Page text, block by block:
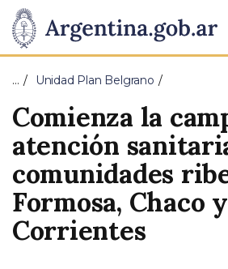
Presidencia
de
la
Nación
Pasar al contenido principal
… Unidad Plan Belgrano
Comienza la
atención
comunidades
Formosa, Chaco y
Corrientes